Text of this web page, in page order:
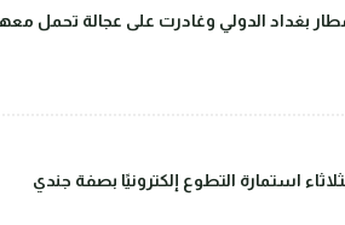
بغداد الدولي وغادرت على عجالة تحمل
استمارة التطوع إلكترونيًا بصفة جندي